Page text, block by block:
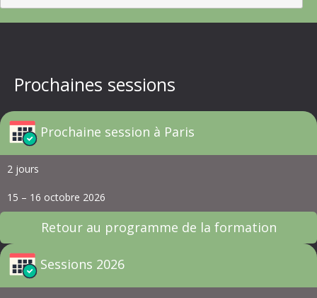
Prochaines sessions
Prochaine session à Paris
2 jours
15 – 16 octobre 2026
Retour au programme de la formation
Sessions 2026